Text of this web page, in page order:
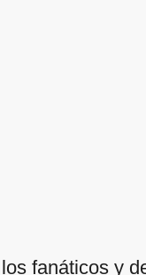
fanáticos y